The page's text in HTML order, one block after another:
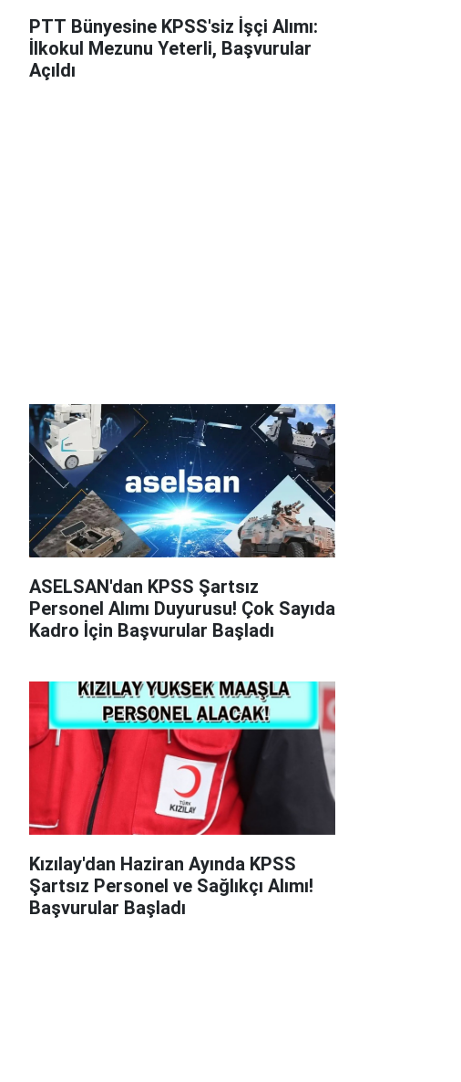
PTT Bünyesine KPSS'siz İşçi Alımı:
İlkokul Mezunu Yeterli, Başvurular
Açıldı
ASELSAN'dan KPSS Şartsız
Personel Alımı Duyurusu! Çok Sayıda
Kadro İçin Başvurular Başladı
Kızılay'dan Haziran Ayında KPSS
Şartsız Personel ve Sağlıkçı Alımı!
Başvurular Başladı